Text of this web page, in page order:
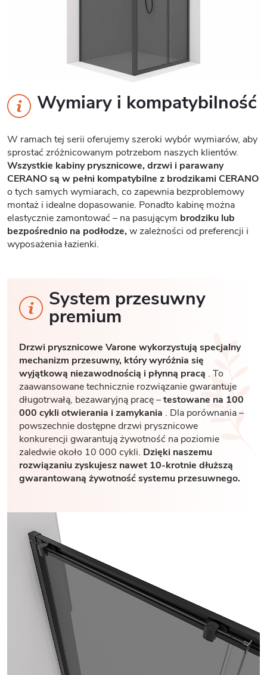
Wymiary i kompatybilność
W ramach tej serii oferujemy szeroki wybór wymiarów, aby
sprostać zróżnicowanym potrzebom naszych klientów.
Wszystkie kabiny prysznicowe, drzwi i parawany
CERANO są w pełni kompatybilne z brodzikami CERANO
o tych samych wymiarach, co zapewnia bezproblemowy
montaż i idealne dopasowanie. Ponadto kabinę można
elastycznie zamontować – na pasującym brodziku lub
bezpośrednio na podłodze,w zależności od preferencji i
wyposażenia łazienki.
System przesuwny
premium
Drzwi prysznicowe Varone wykorzystują specjalny
mechanizm przesuwny, który wyróżnia się
wyjątkową niezawodnością i płynną pracą . To
zaawansowane technicznie rozwiązanie gwarantuje
długotrwałą, bezawaryjną pracę –testowane na 100
000 cykli otwierania i zamykania . Dla porównania –
powszechnie dostępne drzwi prysznicowe
konkurencji gwarantują żywotność na poziomie
zaledwie około 10 000 cykli. Dzięki naszemu
rozwiązaniu zyskujesz nawet 10-krotnie dłuższą
gwarantowaną żywotność systemu przesuwnego.